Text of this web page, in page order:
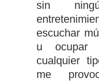
sin
escuchar
u ocupar
cualquier
me